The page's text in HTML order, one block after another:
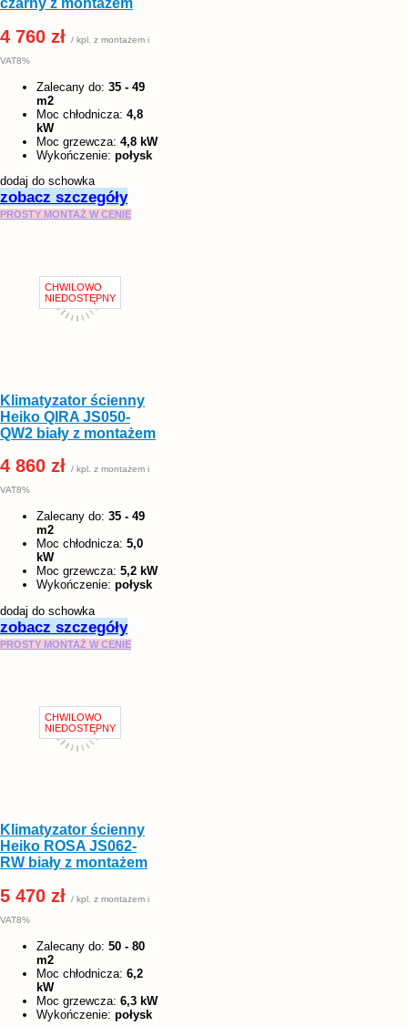
czarny z montażem
4 760 zł / kpl. z montażem i
VAT8%
Zalecany do: 35 - 49
m2
Moc chłodnicza: 4,8
kW
Moc grzewcza: 4,8 kW
Wykończenie: połysk
dodaj do schowka
zobacz szczegóły
PROSTY MONTAŻ W CENIE
Klimatyzator ścienny
Heiko QIRA JS050-
QW2 biały z montażem
4 860 zł / kpl. z montażem i
VAT8%
Zalecany do: 35 - 49
m2
Moc chłodnicza: 5,0
kW
Moc grzewcza: 5,2 kW
Wykończenie: połysk
dodaj do schowka
zobacz szczegóły
PROSTY MONTAŻ W CENIE
Klimatyzator ścienny
Heiko ROSA JS062-
RW biały z montażem
5 470 zł / kpl. z montażem i
VAT8%
Zalecany do: 50 - 80
m2
Moc chłodnicza: 6,2
kW
Moc grzewcza: 6,3 kW
Wykończenie: połysk